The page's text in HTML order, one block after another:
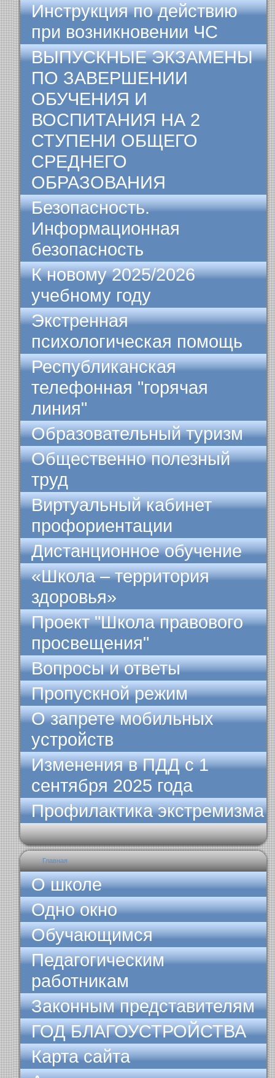
Инструкция по действию
при возникновении ЧС
ВЫПУСКНЫЕ ЭКЗАМЕНЫ
ПО ЗАВЕРШЕНИИ
ОБУЧЕНИЯ И
ВОСПИТАНИЯ НА 2
СТУПЕНИ ОБЩЕГО
СРЕДНЕГО
ОБРАЗОВАНИЯ
Безопасность.
Информационная
безопасность
К новому 2025/2026
учебному году
Экстренная
психологическая помощь
Республиканская
телефонная "горячая
линия"
Образовательный туризм
Общественно полезный
труд
Виртуальный кабинет
профориентации
Дистанционное обучение
«Школа – территория
здоровья»
Проект "Школа правового
просвещения"
Вопросы и ответы
Пропускной режим
О запрете мобильных
устройств
Изменения в ПДД с 1
сентября 2025 года
Профилактика экстремизма
Главная
О школе
Одно окно
Обучающимся
Педагогическим
работникам
Законным представителям
ГОД БЛАГОУСТРОЙСТВА
Карта сайта